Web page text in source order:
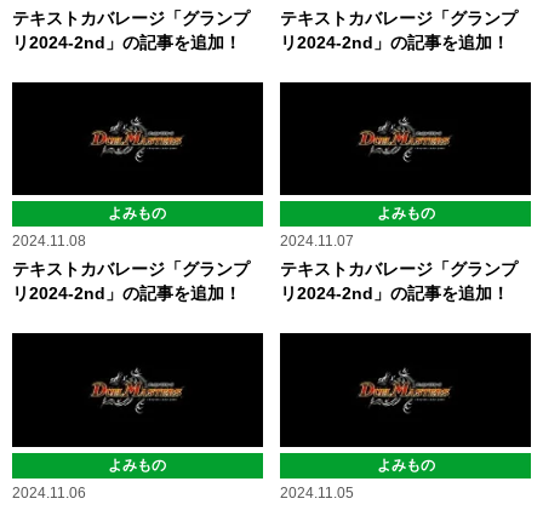
テキストカバレージ「グランプ
リ2024-2nd」の記事を追加！
テキストカバレージ「グランプ
リ2024-2nd」の記事を追加！
よみもの
2024.11.08
テキストカバレージ「グランプ
リ2024-2nd」の記事を追加！
よみもの
2024.11.07
テキストカバレージ「グランプ
リ2024-2nd」の記事を追加！
よみもの
2024.11.06
よみもの
2024.11.05